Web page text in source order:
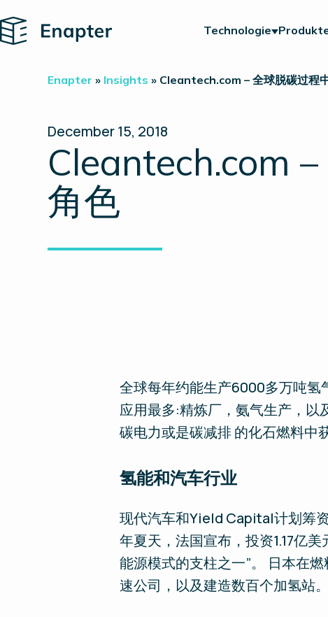
Home Technologie
Enapter » Insights » Cleantech.com – 全球脱碳过程
December 15, 2018
Cleantech.com
角色
全球每年约能生产6000多万吨氢
应用最多:精炼厂，氨气生产，以
碳电力或是碳减排 的化石燃料中
氢能和汽车行业
现代汽车和Yield Capital计划筹
年夏天，法国宣布，投资1.17亿
能源模式的支柱之一”。 日本在
速公司，以及建造数百个加氢站